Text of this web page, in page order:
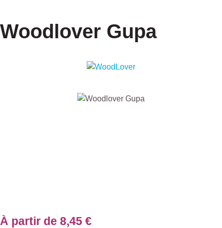
Woodlover Gupa
Ignorer la galerie d'images
À partir de 8,45 €